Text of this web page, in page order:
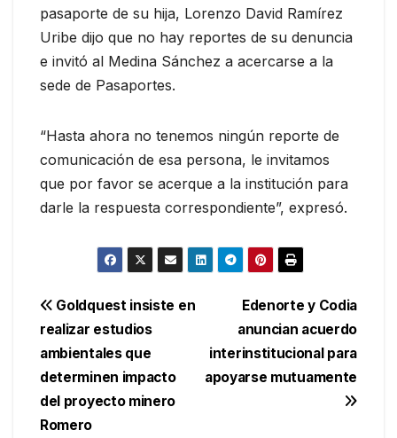
pasaporte de su hija, Lorenzo David Ramírez
Uribe dijo que no hay reportes de su denuncia
e invitó al Medina Sánchez a acercarse a la
sede de Pasaportes.
“Hasta ahora no tenemos ningún reporte de
comunicación de esa persona, le invitamos
que por favor se acerque a la institución para
darle la respuesta correspondiente”, expresó.
Navegación
de
entradas
Edenorte y Codia
anuncian acuerdo
interinstitucional para
apoyarse mutuamente
Goldquest insiste en
realizar estudios
ambientales que
determinen impacto
del proyecto minero
Romero